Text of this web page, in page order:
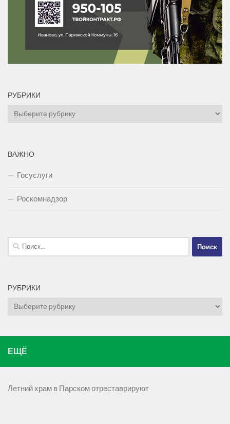
РУБРИКИ
Рубрики
ВАЖНО
Госуслуги
Роскомнадзор
Найти:
РУБРИКИ
Рубрики
ЕЩЁ
Летний храм в Парском отреставрируют